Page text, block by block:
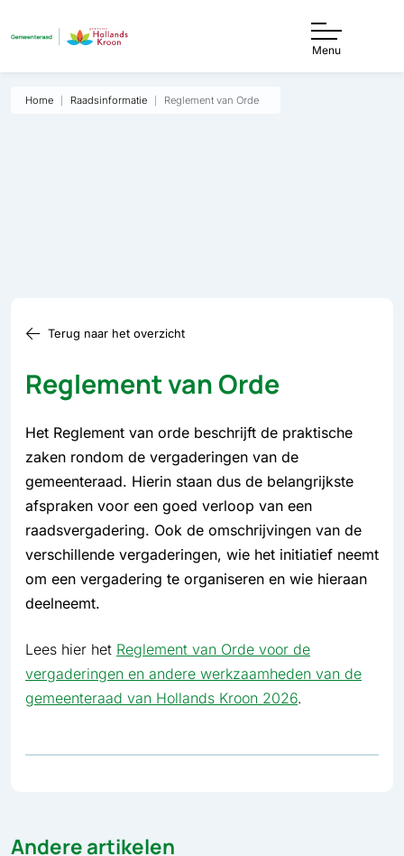
Menu
Home Raadsinformatie Reglement van Orde
Terug naar het overzicht
Reglement van Orde
Het Reglement van orde beschrijft de praktische
zaken rondom de vergaderingen van de
gemeenteraad. Hierin staan dus de belangrijkste
afspraken voor een goed verloop van een
raadsvergadering. Ook de omschrijvingen van de
verschillende vergaderingen, wie het initiatief neemt
om een vergadering te organiseren en wie hieraan
deelneemt.
Lees hier het Reglement van Orde voor de
vergaderingen en andere werkzaamheden van de
gemeenteraad van Hollands Kroon 2026.
Andere artikelen